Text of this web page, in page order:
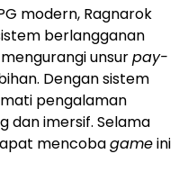
modern, Ragnarok
berlangganan
unsurpay-
Dengan sistem
pengalaman
dan imersif. Selama
mencobagameini